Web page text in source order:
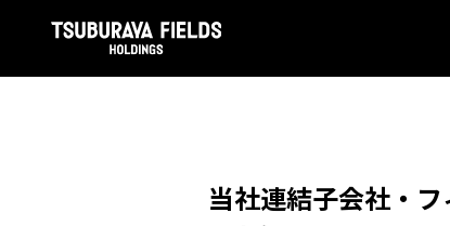
当社連結子会社・